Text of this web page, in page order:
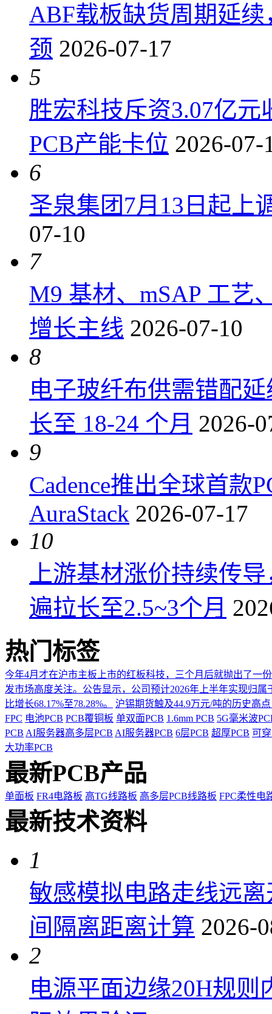
ABF载板缺货周期延
颈 2026-07-17
5
胜宏科技斥资3.07亿
PCB产能卡位 2026-07-
6
圣泉集团7月13日起上
07-10
7
M9 基材、mSAP 工艺
增长主线 2026-07-10
8
电子玻纤布供需错配
长至 18-24 个月 2026-
9
Cadence推出全球首款
AuraStack 2026-07-17
10
上游基材涨价持续传
遍拉长至2.5~3个月
热门标签
今年4月才在沪市主板上市的红板科技，三个月后就抛出了一
发市场高度关注。公告显示，公司预计2026年上半年实现归
比增长68.17%至78.28%。
沪锡期货触及44.9万元/吨的历史高
FPC 电池PCB PCB覆铜板 单双面PCB 1.6mm PCB 5G毫米波
PCB AI服务器高多层PCB AI服务器PCB 6层PCB 超厚PCB 可
大功率PCB
最新PCB产品
单面板 FR4电路板 高TG线路板 高多层PCB线路板 FPC柔性电
最新技术资料
1
敏感模拟电路走线远
间隔离距离计算 2026-
2
电源平面边缘20H规